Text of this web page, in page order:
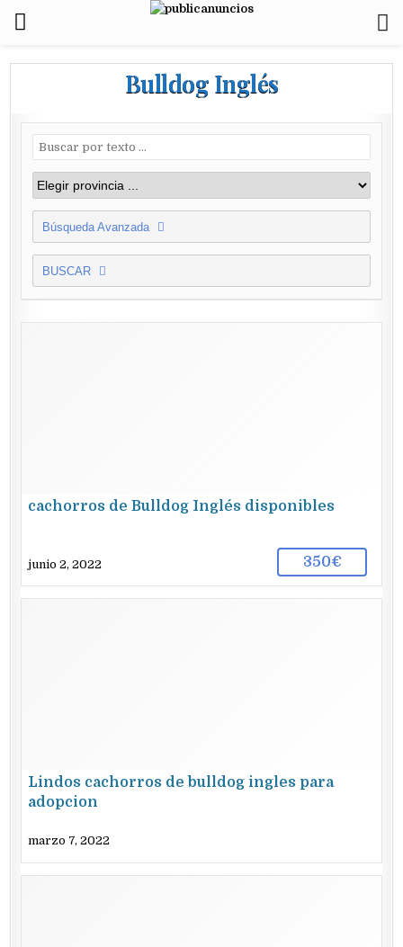
Bulldog Inglés
Búsqueda Avanzada
BUSCAR
cachorros de Bulldog Inglés disponibles
junio 2, 2022 350€
Lindos cachorros de bulldog ingles para
adopcion
marzo 7, 2022